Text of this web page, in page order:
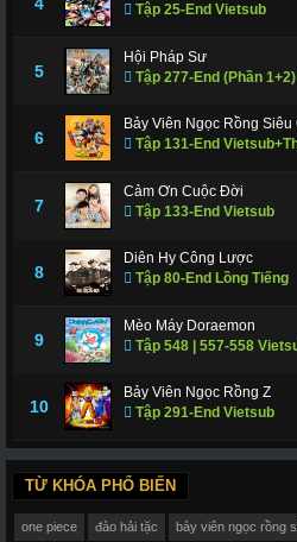
Tập 25-End Vietsub
5
Hội Pháp Sư
Tập 277-End (Phần
6
Bảy Viên Ngọc Rồng Siêu
Tập 131-End
7
Cảm Ơn Cuộc Đời
Tập 133-End Vietsub
8
Diên Hy Công Lược
Tập 80-End Lồng Tiếng
9
Mèo Máy Doraemon
Tập 548 | 557-558
10
Bảy Viên Ngọc Rồng Z
Tập 291-End Vietsub
TỪ KHÓA PHỔ BIẾN
one piece đảo hải tặc bảy viên ngọc rồng